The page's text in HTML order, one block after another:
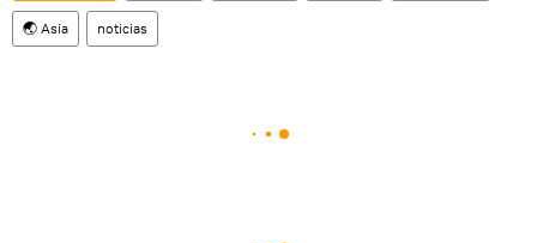
🌏 Asia noticias